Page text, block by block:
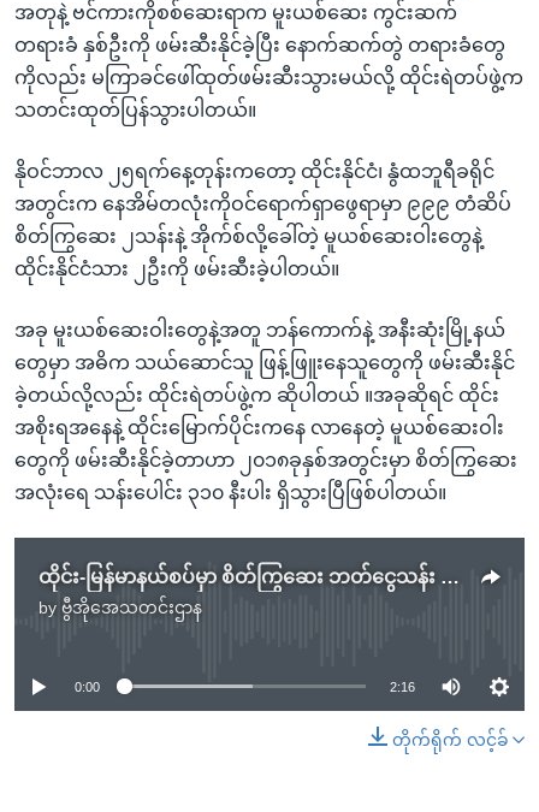
အတုနဲ့ ဗင်ကားကိုစစ်ဆေးရာက မူးယစ်ဆေး ကွင်းဆက်
တရားခံ နှစ်ဦးကို ဖမ်းဆီးနိုင်ခဲ့ပြီး နောက်ဆက်တွဲ တရားခံတွေ
ကိုလည်း မကြာခင်ဖေါ်ထုတ်ဖမ်းဆီးသွားမယ်လို့ ထိုင်းရဲတပ်ဖွဲ့က
သတင်းထုတ်ပြန်သွားပါတယ်။
နိုဝင်ဘာလ ၂၅ရက်နေ့တုန်းကတော့ ထိုင်းနိုင်ငံ၊ နွံထဘူရီခရိုင်
အတွင်းက နေအိမ်တလုံးကိုဝင်ရောက်ရှာဖွေရာမှာ ၉၉၉ တံဆိပ်
စိတ်ကြွဆေး ၂သန်းနဲ့ အိုက်စ်လို့ခေါ်တဲ့ မူယစ်ဆေးဝါးတွေနဲ့
ထိုင်းနိုင်ငံသား ၂ဦးကို ဖမ်းဆီးခဲ့ပါတယ်။
အခု မူးယစ်ဆေးဝါးတွေနဲ့အတူ ဘန်ကောက်နဲ့ အနီးဆုံးမြို့နယ်
တွေမှာ အဓိက သယ်ဆောင်သူ ဖြန့်ဖြူးနေသူတွေကို ဖမ်းဆီးနိုင်
ခဲ့တယ်လို့လည်း ထိုင်းရဲတပ်ဖွဲ့က ဆိုပါတယ် ။အခုဆိုရင် ထိုင်း
အစိုးရအနေနဲ့ ထိုင်းမြောက်ပိုင်းကနေ လာနေတဲ့ မူယစ်ဆေးဝါး
တွေကို ဖမ်းဆီးနိုင်ခဲ့တာဟာ ၂၀၁၈ခုနှစ်အတွင်းမှာ စိတ်ကြွဆေး
အလုံးရေ သန်းပေါင်း ၃၁၀ နီးပါး ရှိသွားပြီဖြစ်ပါတယ်။
ထိုင်း-မြန်မာနယ်စပ်မှာ စိတ်ကြွဆေး ဘတ်ငွေသန်း ၇၀၀ ကျော်ဖိုး ဖမ်းမိ
by ဗွီအိုအေသတင်းဌာန
No media source currently available
0:00 2:16
တိုက်ရိုက် လင့်ခ်